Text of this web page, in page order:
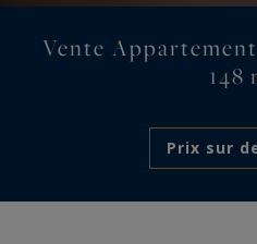
Vente
148
Prix sur